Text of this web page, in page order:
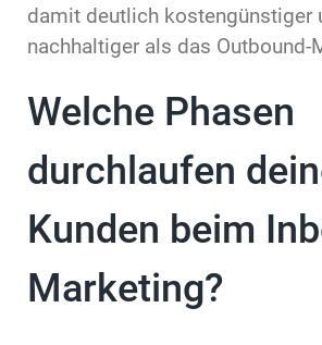
damit deutlich kostengünstiger
nachhaltiger als das Outbound-
Welche Phasen
durchlaufen
Kunden beim
Marketing?